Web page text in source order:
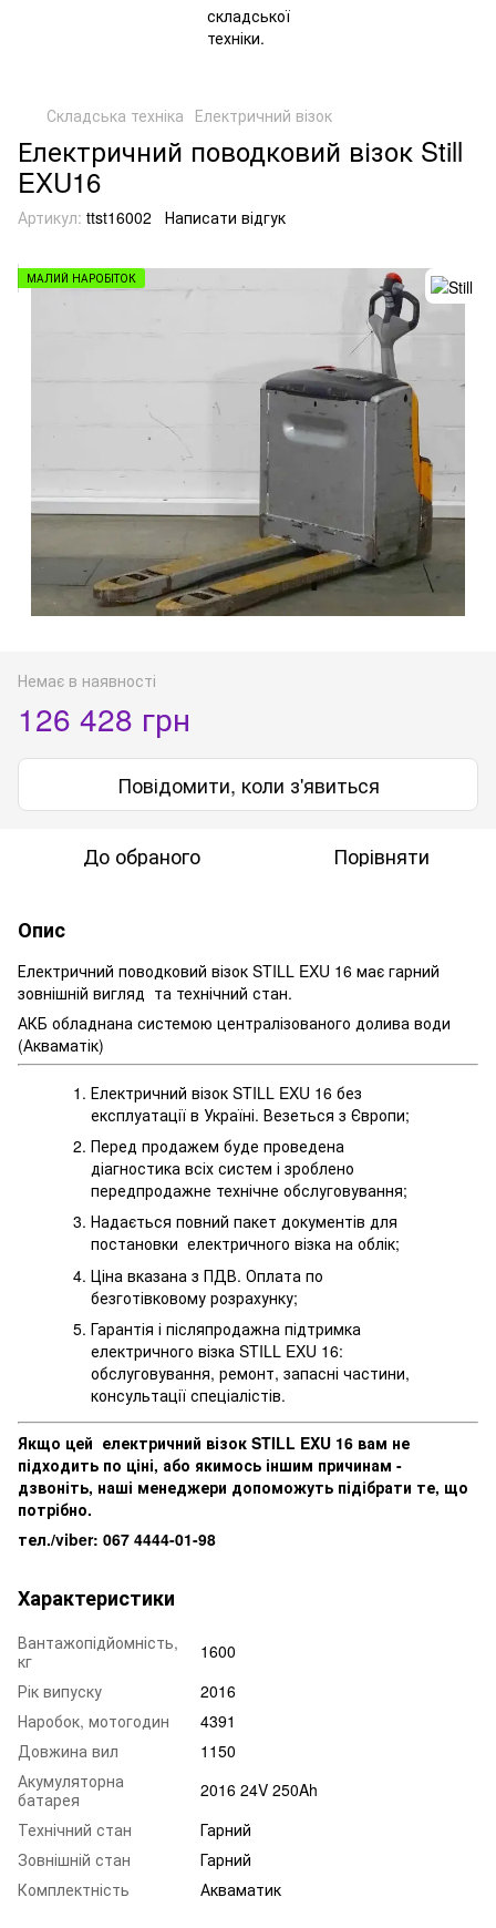
Складська техніка Електричний візок
Електричний поводковий візок Still
EXU16
Артикул: ttst16002 Написати відгук
МАЛИЙ НАРОБІТОК
Немає в наявності
126 428 грн
Повідомити, коли з'явиться
До обраного Порівняти
Опис
Електричний поводковий візок STILL EXU 16 має гарний
зовнішній вигляд та технічний стан.
АКБ обладнана системою централізованого долива води
(Акваматік)
Електричний візок STILL EXU 16 без
експлуатації в Україні. Везеться з Європи;
Перед продажем буде проведена
діагностика всіх систем і зроблено
передпродажне технічне обслуговування;
Надається повний пакет документів для
постановки електричного візка на облік;
Ціна вказана з ПДВ. Оплата по
безготівковому розрахунку;
Гарантія і післяпродажна підтримка
електричного візка STILL EXU 16:
обслуговування, ремонт, запасні частини,
консультації спеціалістів.
Якщо цей електричний візок STILL EXU 16 вам не
підходить по ціні, або якимось іншим причинам -
дзвоніть, наші менеджери допоможуть підібрати те, що
потрібно.
тел./viber: 067 4444-01-98
Характеристики
Вантажопідйомність,
кг
1600
Рік випуску
2016
Наробок, мотогодин
4391
Довжина вил
1150
Акумуляторна
батарея
2016 24V 250Ah
Технічний стан
Гарний
Зовнішній стан
Гарний
Комплектність
Акваматик